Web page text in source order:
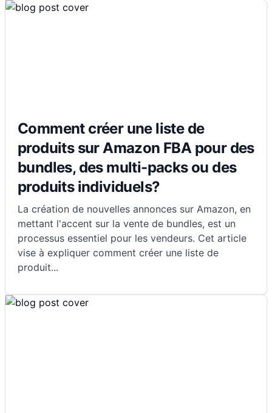
Comment créer une liste de
produits sur Amazon FBA pour des
bundles, des multi-packs ou des
produits individuels?
La création de nouvelles annonces sur Amazon, en
mettant l'accent sur la vente de bundles, est un
processus essentiel pour les vendeurs. Cet article
vise à expliquer comment créer une liste de
produit...